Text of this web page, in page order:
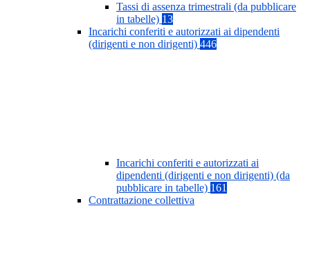
Tassi di assenza trimestrali (da pubblicare
in tabelle) 13
Incarichi conferiti e autorizzati ai dipendenti
(dirigenti e non dirigenti) 446
Incarichi conferiti e autorizzati ai
dipendenti (dirigenti e non dirigenti) (da
pubblicare in tabelle) 161
Contrattazione collettiva